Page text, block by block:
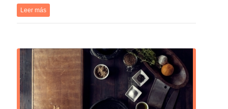
Leer más